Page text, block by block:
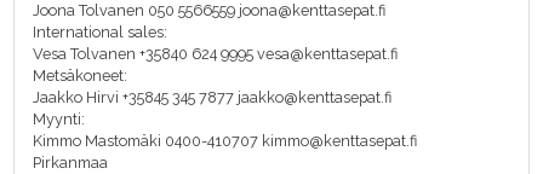
Joona Tolvanen 050 5566559 joona@kenttasepat.fi
International sales:
Vesa Tolvanen +35840 624 9995 vesa@kenttasepat.fi
Metsäkoneet:
Jaakko Hirvi +35845 345 7877 jaakko@kenttasepat.fi
Myynti:
Kimmo Mastomäki 0400-410707 kimmo@kenttasepat.fi
Pirkanmaa